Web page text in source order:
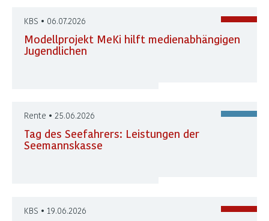
KBS • 06.07.2026
Modellprojekt MeKi hilft medienabhängigen
Jugendlichen
Rente • 25.06.2026
Tag des Seefahrers: Leistungen der
Seemannskasse
KBS • 19.06.2026